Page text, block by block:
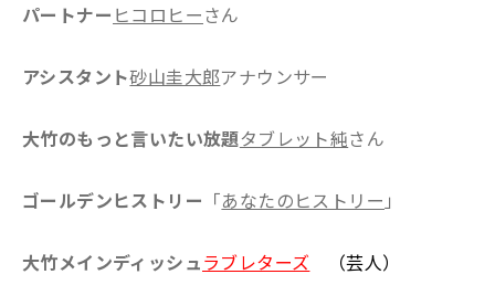
パートナー ヒコロヒーさん
アシスタント砂山圭大郎アナウンサー
大竹のもっと言いたい放題タブレット純さん
ゴールデンヒストリー 「あなたのヒストリー 」
大竹メインディッシュラブレターズ （芸人）